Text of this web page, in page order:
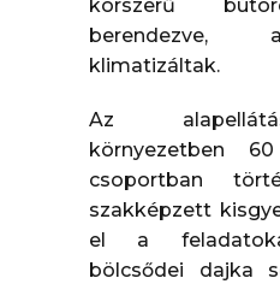
korszerű
berendezve,
klimatizáltak.
Az
környezetben
csoportban
szakképzett
el a
bölcsődei dajka